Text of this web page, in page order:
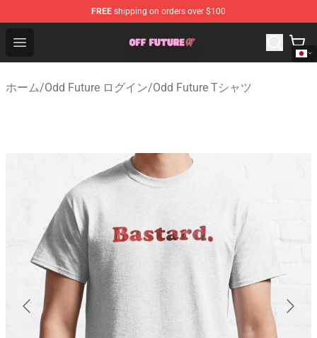
FREE shipping on orders over $100
Open menu
Odd Future Store - Official Odd Future Merchandise Shop
ホーム/Odd Future ログイン/Odd Future Tシャツ